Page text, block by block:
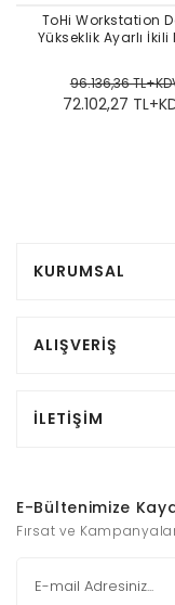
ToHi Workstation
Yükseklik Ayarlı
96.136,36
72.102,27
KURUMSAL
ALIŞVERİŞ
İLETİŞİM
E-Bültenimize
Fırsat ve